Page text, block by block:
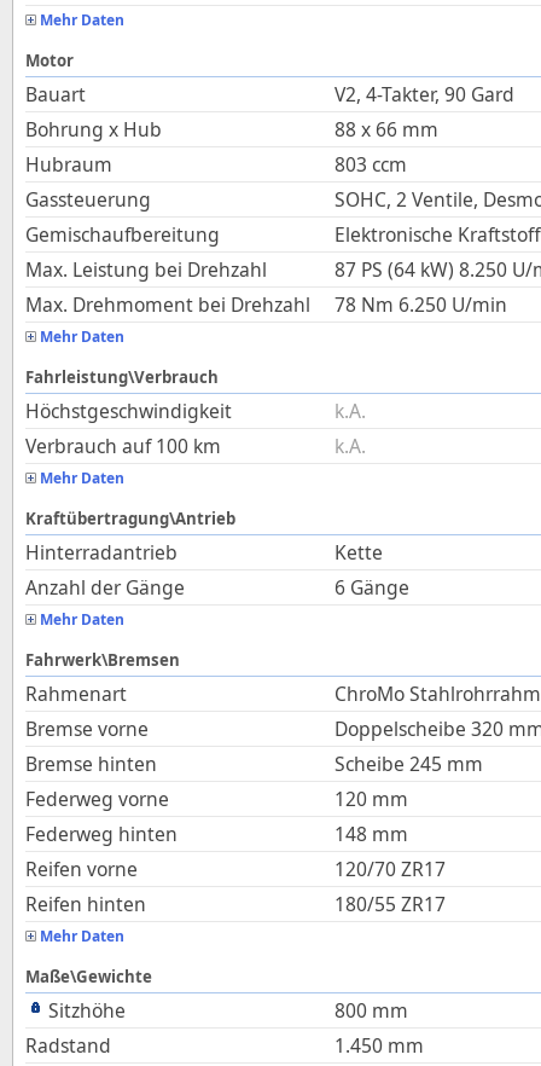
Mehr Daten
Motor
Bauart
V2, 4-Takter, 90 Gard
Bohrung x Hub
88 x 66 mm
Hubraum
803 ccm
Gassteuerung
SOHC, 2 Ventile,
Gemischaufbereitung
Elektronische
Max. Leistung bei Drehzahl
87 PS (64 kW) 8.250 U/
Max. Drehmoment bei Drehzahl
78 Nm 6.250 U/min
Mehr Daten
Fahrleistung\Verbrauch
Höchstgeschwindigkeit
k.A.
Verbrauch auf 100 km
k.A.
Mehr Daten
Kraftübertragung\Antrieb
Hinterradantrieb
Kette
Anzahl der Gänge
6 Gänge
Mehr Daten
Fahrwerk\Bremsen
Rahmenart
ChroMo
Bremse vorne
Doppelscheibe 320
Bremse hinten
Scheibe 245 mm
Federweg vorne
120 mm
Federweg hinten
148 mm
Reifen vorne
120/70 ZR17
Reifen hinten
180/55 ZR17
Mehr Daten
Maße\Gewichte
Sitzhöhe 800 mm
Radstand
1.450 mm